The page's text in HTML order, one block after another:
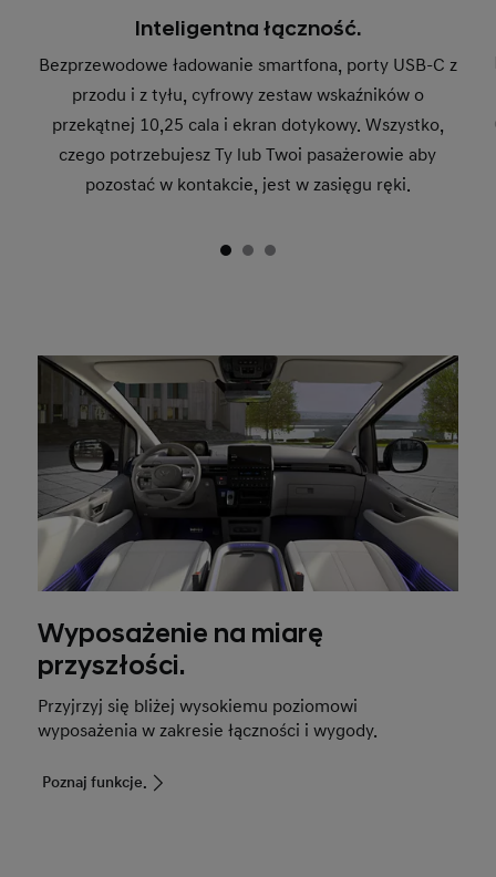
Inteligentna łączność.
Bezprzewodowe ładowanie smartfona, porty USB-C z
przodu i z tyłu, cyfrowy zestaw wskaźników o
przekątnej 10,25 cala i ekran dotykowy. Wszystko,
czego potrzebujesz Ty lub Twoi pasażerowie aby
pozostać w kontakcie, jest w zasięgu ręki.
Wyposażenie na miarę
przyszłości.
Przyjrzyj się bliżej wysokiemu poziomowi
wyposażenia w zakresie łączności i wygody.
Poznaj funkcje.